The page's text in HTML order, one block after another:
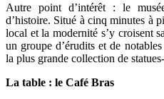
Autre point d’intérêt : le
d’histoire. Situé à cinq minutes à
local et la modernité s’y croisent
un groupe d’érudits et de
la plus grande collection de
La table : le Café Bras